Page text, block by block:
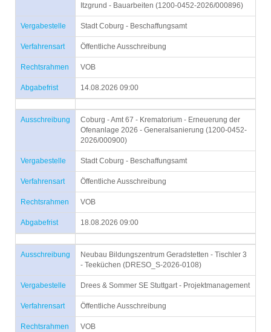
Itzgrund - Bauarbeiten (1200-0452-2026/000896)
Vergabestelle Stadt Coburg - Beschaffungsamt
Verfahrensart Öffentliche Ausschreibung
Rechtsrahmen VOB
Abgabefrist 14.08.2026 09:00
Ausschreibung
Coburg - Amt 67 - Krematorium - Erneuerung der
Ofenanlage 2026 - Generalsanierung (1200-0452-
2026/000900)
Vergabestelle Stadt Coburg - Beschaffungsamt
Verfahrensart Öffentliche Ausschreibung
Rechtsrahmen VOB
Abgabefrist 18.08.2026 09:00
Ausschreibung
Neubau Bildungszentrum Geradstetten - Tischler 3
- Teeküchen (DRESO_S-2026-0108)
Vergabestelle Drees & Sommer SE Stuttgart - Projektmanagement
Verfahrensart Öffentliche Ausschreibung
Rechtsrahmen VOB